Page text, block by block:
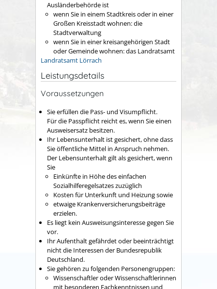
Ausländerbehörde ist
wenn Sie in einem Stadtkreis oder in einer
Großen Kreisstadt wohnen: die
Stadtverwaltung
wenn Sie in einer kreisangehörigen Stadt
oder Gemeinde wohnen: das Landratsamt
Landratsamt Lörrach
Leistungsdetails
Voraussetzungen
Sie erfüllen die Pass- und Visumpflicht.
Für die Passpflicht reicht es, wenn Sie einen
Ausweisersatz besitzen.
Ihr Lebensunterhalt ist gesichert, ohne dass
Sie öffentliche Mittel in Anspruch nehmen.
Der Lebensunterhalt gilt als gesichert, wenn
Sie
Einkünfte in Höhe des einfachen
Sozialhilferegelsatzeszuzüglich
Kosten für Unterkunft und Heizung sowie
etwaige Krankenversicherungsbeiträge
erzielen.
Es liegt kein Ausweisungsinteresse gegen Sie
vor.
Ihr Aufenthalt gefährdet oder beeinträchtigt
nicht die Interessen der Bundesrepublik
Deutschland.
Sie gehören zu folgenden Personengruppen:
Wissenschaftler oder Wissenschaftlerinnen
mit besonderen Fachkenntnissen und